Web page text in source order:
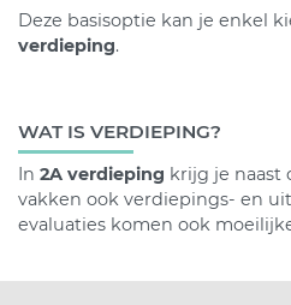
Deze basisoptie kan je enkel
verdieping.
WAT IS VERDIEPING?
In 2A verdieping krijg je naast
vakken ook verdiepings- en
evaluaties komen ook